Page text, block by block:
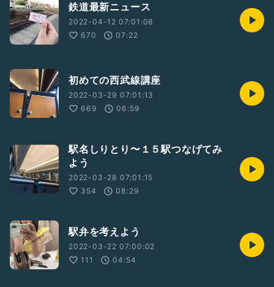
鉄道最新ニュース
2022-04-12 07:01:08
670
07:22
初めての西武線講座
2022-03-29 07:01:13
669
06:59
駅名しりとり〜１５駅つなげてみ
よう
2022-03-28 07:01:15
354
08:29
駅弁を考えよう
2022-03-22 07:00:02
111
04:54